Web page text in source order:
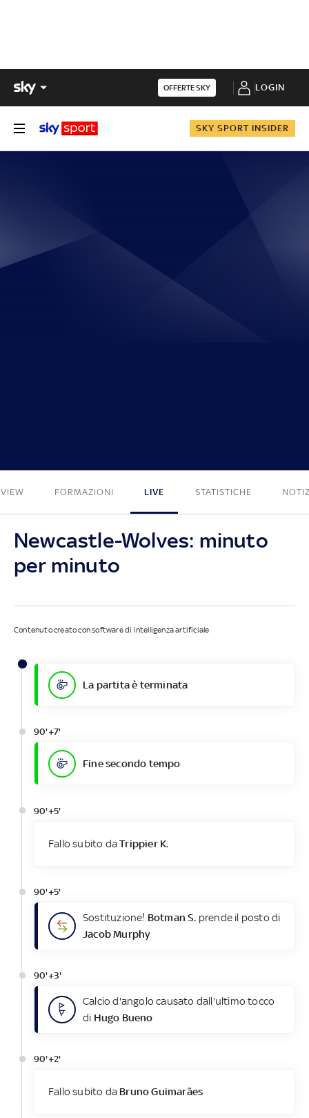
OFFERTE SKY LOGIN
SKY SPORT INSIDER
FORMAZIONI LIVE STATISTICHE
Newcastle-Wolves: minuto
per minuto
Contenuto creato con software di intelligenza artificiale
La partita è terminata
90'+7'
Fine secondo tempo
90'+5'
Fallo subito daTrippier K.
90'+5'
Sostituzione! Botman S. prende il posto di
Jacob Murphy
90'+3'
Calcio d'angolo causato dall'ultimo tocco
di Hugo Bueno
90'+2'
Fallo subito da Bruno Guimarães